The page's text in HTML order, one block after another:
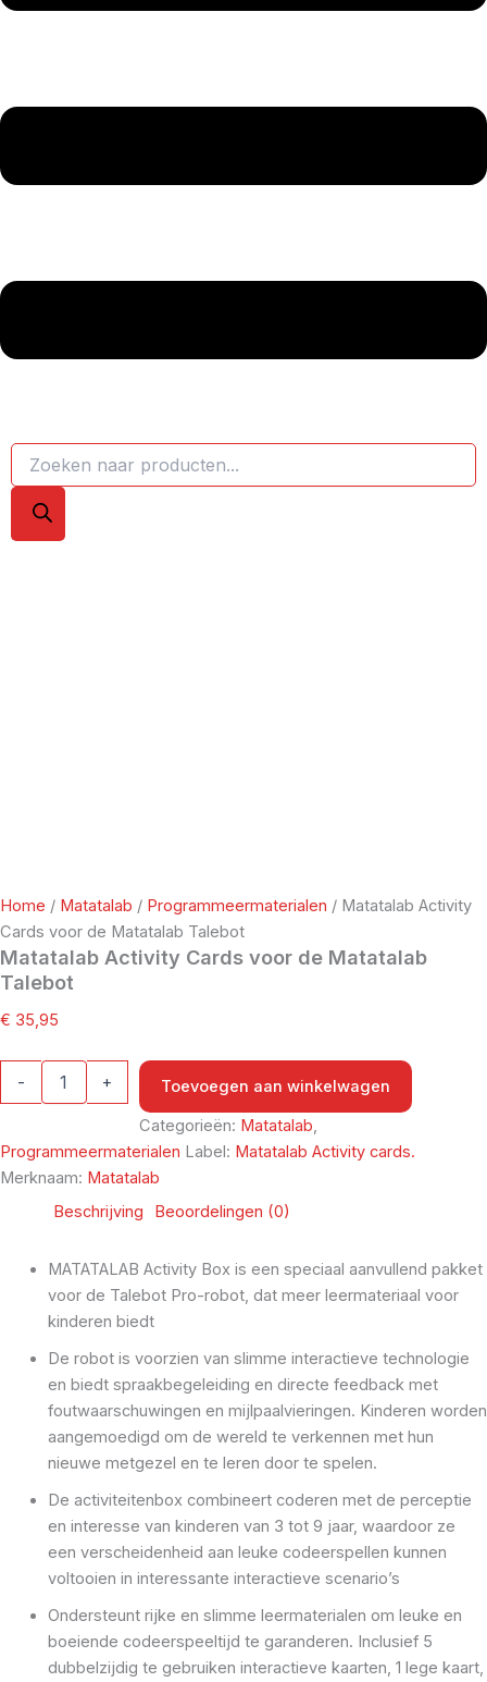
Home / Matatalab / Programmeermaterialen / Matatalab Activity
Cards voor de Matatalab Talebot
Matatalab Activity Cards voor de Matatalab
Talebot
€ 35,95
- +
Toevoegen aan winkelwagen
Categorieën: Matatalab,
Programmeermaterialen Label: Matatalab Activity cards.
Merknaam: Matatalab
Beschrijving
Beoordelingen (0)
MATATALAB Activity Box is een speciaal aanvullend pakket
voor de Talebot Pro-robot, dat meer leermateriaal voor
kinderen biedt
De robot is voorzien van slimme interactieve technologie
en biedt spraakbegeleiding en directe feedback met
foutwaarschuwingen en mijlpaalvieringen. Kinderen worden
aangemoedigd om de wereld te verkennen met hun
nieuwe metgezel en te leren door te spelen.
De activiteitenbox combineert coderen met de perceptie
en interesse van kinderen van 3 tot 9 jaar, waardoor ze
een verscheidenheid aan leuke codeerspellen kunnen
voltooien in interessante interactieve scenario’s
Ondersteunt rijke en slimme leermaterialen om leuke en
boeiende codeerspeeltijd te garanderen. Inclusief 5
dubbelzijdig te gebruiken interactieve kaarten, 1 lege kaart,